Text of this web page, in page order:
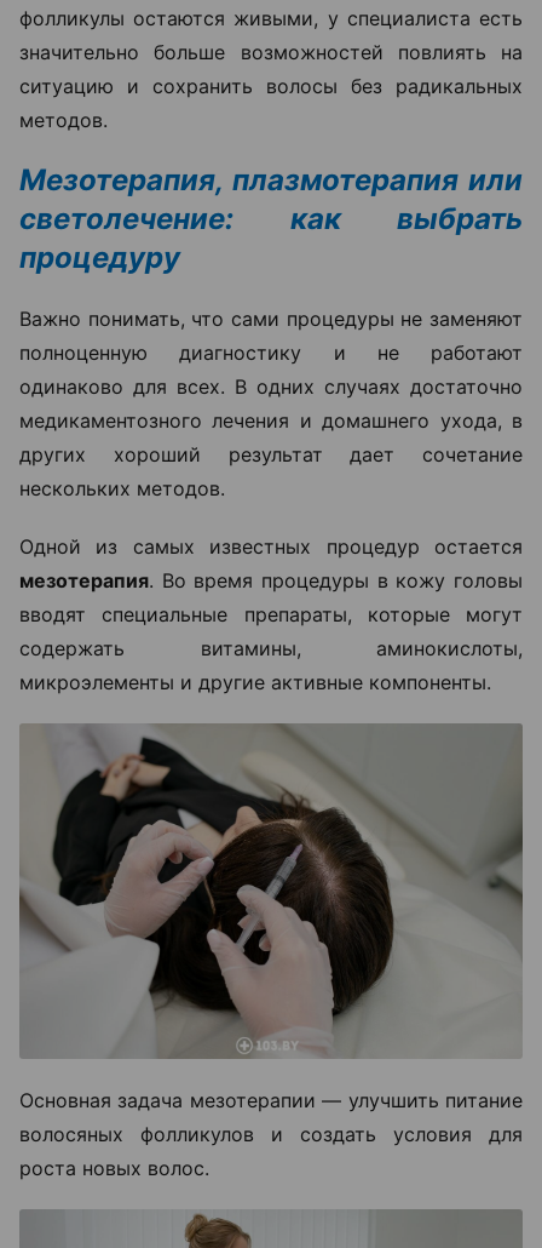
фолликулы остаются живыми, у специалиста есть
значительно больше возможностей повлиять на
ситуацию и сохранить волосы без радикальных
методов.
Мезотерапия, плазмотерапия или
светолечение: как выбрать
процедуру
Важно понимать, что сами процедуры не заменяют
полноценную диагностику и не работают
одинаково для всех. В одних случаях достаточно
медикаментозного лечения и домашнего ухода, в
других хороший результат дает сочетание
нескольких методов.
Одной из самых известных процедур остается
мезотерапия. Во время процедуры в кожу головы
вводят специальные препараты, которые могут
содержать витамины, аминокислоты,
микроэлементы и другие активные компоненты.
Основная задача мезотерапии — улучшить питание
волосяных фолликулов и создать условия для
роста новых волос.